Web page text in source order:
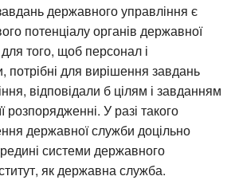
державного управління є
потенціалу органів державної
того, щоб персонал і
потрібні для вирішення завдань
відповідали б цілям і завданням
розпорядженні. У разі такого
державної служби доцільно
системи державного
як державна служба.